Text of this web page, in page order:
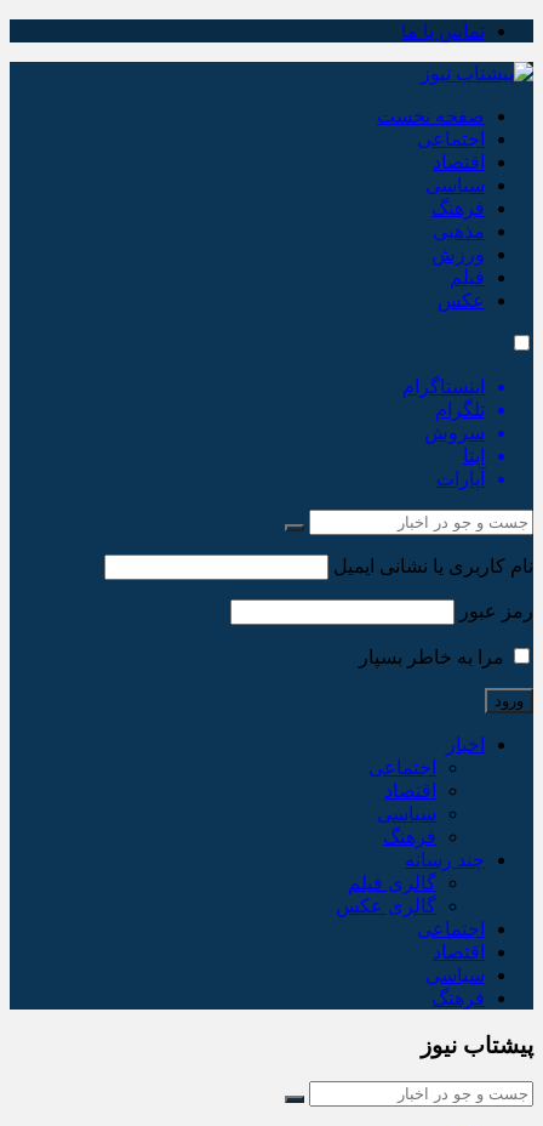
تماس با ما
صفحه نخست
اجتماعی
اقتصاد
سیاسی
فرهنگ
مذهبی
ورزش
فیلم
عکس
اینستاگرام
تلگرام
سروش
ایتا
آپارات
نام کاربری یا نشانی ایمیل
رمز عبور
مرا به خاطر بسپار
اخبار
اجتماعی
اقتصاد
سیاسی
فرهنگ
چند رسانه
گالری فیلم
گالری عکس
اجتماعی
اقتصاد
سیاسی
فرهنگ
پیشتاب نیوز